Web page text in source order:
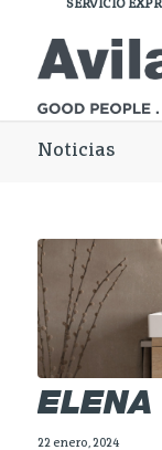
SERVICIO
Noticias
ELENA
22 enero, 2024